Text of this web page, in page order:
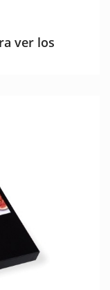
ver los